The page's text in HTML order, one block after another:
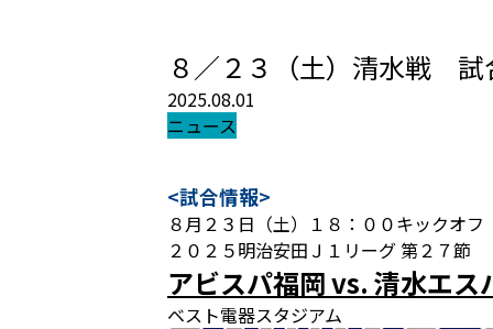
８／２３（土）清水戦 試
2025.08.01
ニュース
<試合情報>
８月２３日（土）１８：００キックオフ
２０２５明治安田Ｊ１リーグ 第２７節
アビスパ福岡 vs. 清水エス
ベスト電器スタジアム